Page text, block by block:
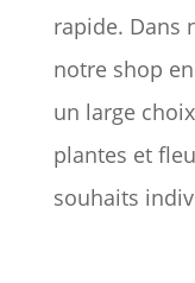
rapide. Dans
notre shop
un large
plantes et
souhaits